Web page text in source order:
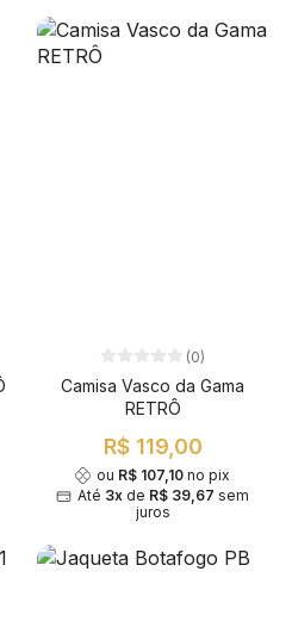
(0)
Camisa Vasco da Gama
RETRÔ
R$ 119,00
ou R$ 107,10 no pix
Até 3x de R$ 39,67 sem
juros